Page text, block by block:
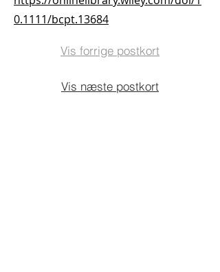
0.1111/bcpt.13684
Vis forrige postkort
Vis næste postkort